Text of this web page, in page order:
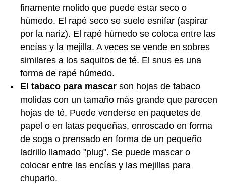
finamente molido que puede estar seco o
húmedo. El rapé seco se suele esnifar (aspirar
por la nariz). El rapé húmedo se coloca entre las
encías y la mejilla. A veces se vende en sobres
similares a los saquitos de té. El snus es una
forma de rapé húmedo.
El tabaco para mascar son hojas de tabaco
molidas con un tamaño más grande que parecen
hojas de té. Puede venderse en paquetes de
papel o en latas pequeñas, enroscado en forma
de soga o prensado en forma de un pequeño
ladrillo llamado "plug". Se puede mascar o
colocar entre las encías y las mejillas para
chuparlo.